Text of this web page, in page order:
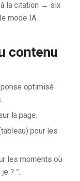
la citation → six
mode IA.
contenu
optimisé
la page.
pour les
les moments où
? ”.